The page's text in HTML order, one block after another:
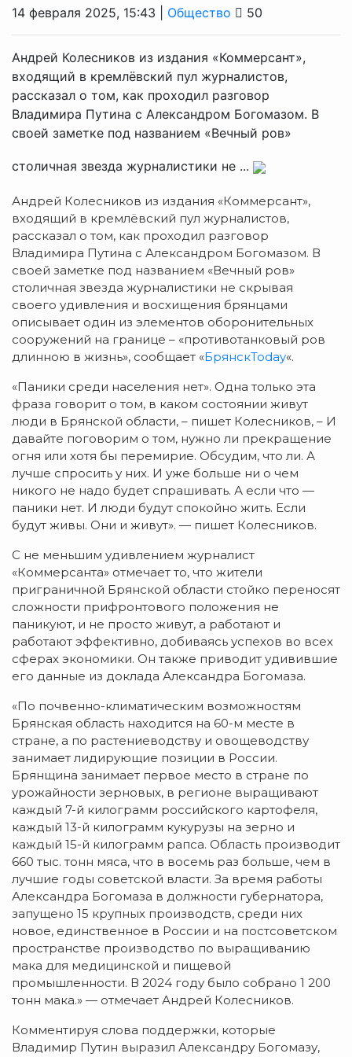
14 февраля 2025, 15:43 | Общество 50
Андрей Колесников из издания «Коммерсант»,
входящий в кремлёвский пул журналистов,
рассказал о том, как проходил разговор
Владимира Путина с Александром Богомазом. В
своей заметке под названием «Вечный ров»
столичная звезда журналистики не ...
Андрей Колесников из издания «Коммерсант»,
входящий в кремлёвский пул журналистов,
рассказал о том, как проходил разговор
Владимира Путина с Александром Богомазом. В
своей заметке под названием «Вечный ров»
столичная звезда журналистики не скрывая
своего удивления и восхищения брянцами
описывает один из элементов оборонительных
сооружений на границе – «противотанковый ров
длинною в жизнь», сообщает «БрянскToday«.
«Паники среди населения нет». Одна только эта
фраза говорит о том, в каком состоянии живут
люди в Брянской области, – пишет Колесников, – И
давайте поговорим о том, нужно ли прекращение
огня или хотя бы перемирие. Обсудим, что ли. А
лучше спросить у них. И уже больше ни о чем
никого не надо будет спрашивать. А если что —
паники нет. И люди будут спокойно жить. Если
будут живы. Они и живут». — пишет Колесников.
С не меньшим удивлением журналист
«Коммерсанта» отмечает то, что жители
приграничной Брянской области стойко переносят
сложности прифронтового положения не
паникуют, и не просто живут, а работают и
работают эффективно, добиваясь успехов во всех
сферах экономики. Он также приводит удивившие
его данные из доклада Александра Богомаза.
«По почвенно-климатическим возможностям
Брянская область находится на 60-м месте в
стране, а по растениеводству и овощеводству
занимает лидирующие позиции в России.
Брянщина занимает первое место в стране по
урожайности зерновых, в регионе выращивают
каждый 7-й килограмм российского картофеля,
каждый 13-й килограмм кукурузы на зерно и
каждый 15-й килограмм рапса. Область производит
660 тыс. тонн мяса, что в восемь раз больше, чем в
лучшие годы советской власти. За время работы
Александра Богомаза в должности губернатора,
запущено 15 крупных производств, среди них
новое, единственное в России и на постсоветском
пространстве производство по выращиванию
мака для медицинской и пищевой
промышленности. В 2024 году было собрано 1 200
тонн мака.» — отмечает Андрей Колесников.
Комментируя слова поддержки, которые
Владимир Путин выразил Александру Богомазу,